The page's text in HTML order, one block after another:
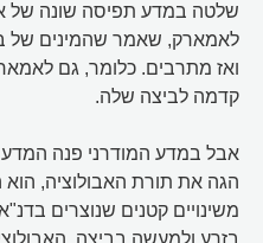
שלטה במדע תפיסה שונה של
לאמארק, שאמר שהמינים של
ואז מתרבים. כלומר, גם
קדמה לביצה שלה.
אבל במדע המודרני פנה המדע
הגה את תורת האבולוציה, הוא
משינויים קטנים שנוצרים
בזרע ולמעשה בביצה.